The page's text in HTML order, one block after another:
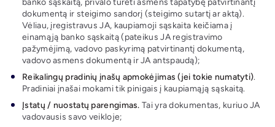
dokumentą ir steigimo sandorį (steigimo sutartį ar aktą).
Vėliau, įregistravus JA, kaupiamoji sąskaita keičiama į
einamąją banko sąskaitą (pateikus JA registravimo
pažymėjimą, vadovo paskyrimą patvirtinantį dokumentą,
vadovo asmens dokumentą ir JA antspaudą);
Reikalingų pradinių įnašų apmokėjimas (jei tokie numatyti).
Pradiniai įnašai mokami tik pinigais į kaupiamąją sąskaitą.
Įstatų / nuostatų parengimas. Tai yra dokumentas, kuriuo JA
vadovausis savo veikloje;